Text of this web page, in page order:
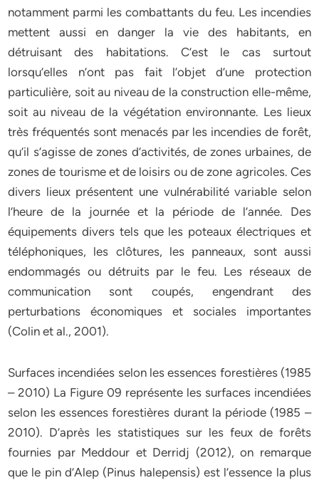
notamment parmi les combattants du feu. Les incendies
mettent aussi en danger la vie des habitants, en
détruisant des habitations. C’est le cas surtout
lorsqu’elles n’ont pas fait l’objet d’une protection
particulière, soit au niveau de la construction elle-même,
soit au niveau de la végétation environnante. Les lieux
très fréquentés sont menacés par les incendies de forêt,
qu’il s’agisse de zones d’activités, de zones urbaines, de
zones de tourisme et de loisirs ou de zone agricoles. Ces
divers lieux présentent une vulnérabilité variable selon
l’heure de la journée et la période de l’année. Des
équipements divers tels que les poteaux électriques et
téléphoniques, les clôtures, les panneaux, sont aussi
endommagés ou détruits par le feu. Les réseaux de
communication sont coupés, engendrant des
perturbations économiques et sociales importantes
(Colin et al., 2001).
Surfaces incendiées selon les essences forestières (1985
– 2010) La Figure 09 représente les surfaces incendiées
selon les essences forestières durant la période (1985 –
2010). D’après les statistiques sur les feux de forêts
fournies par Meddour et Derridj (2012), on remarque
que le pin d’Alep (Pinus halepensis) est l’essence la plus